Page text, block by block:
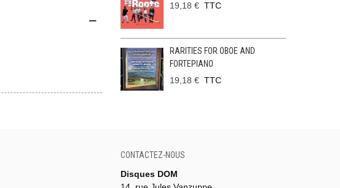
19,18 € TTC
RARITIES FOR OBOE AND
FORTEPIANO
19,18 € TTC
CONTACTEZ-NOUS
Disques DOM